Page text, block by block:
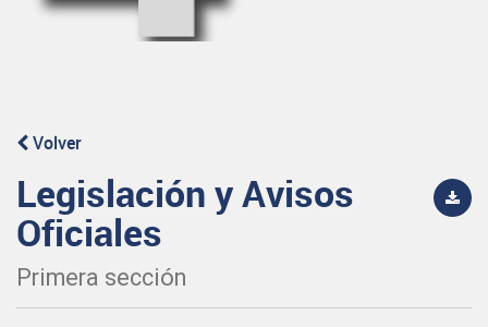
Volver
Legislación y Avisos
Oficiales
Primera sección